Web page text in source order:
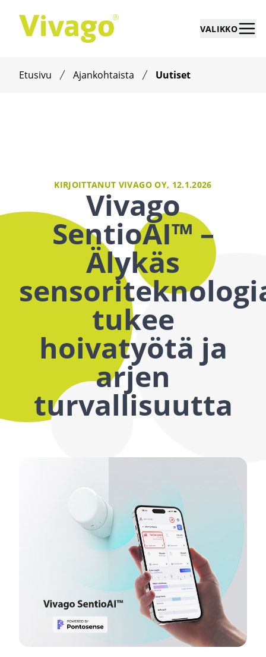
VALIKKO
Etusivu Ajankohtaista Uutiset
KIRJOITTANUT VIVAGO OY, 12.1.2026
Vivago
SentioAI™ –
Älykäs
tukee
hoivatyötä ja
arjen
turvallisuutta